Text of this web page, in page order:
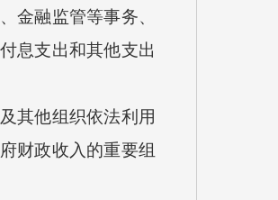
金融监管等事务、
息支出和其他支出
其他组织依法利用
财政收入的重要组